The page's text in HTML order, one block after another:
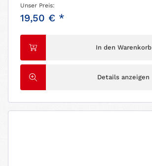
Unser Preis:
19,50 € *
In den Warenkorb
Details anzeigen